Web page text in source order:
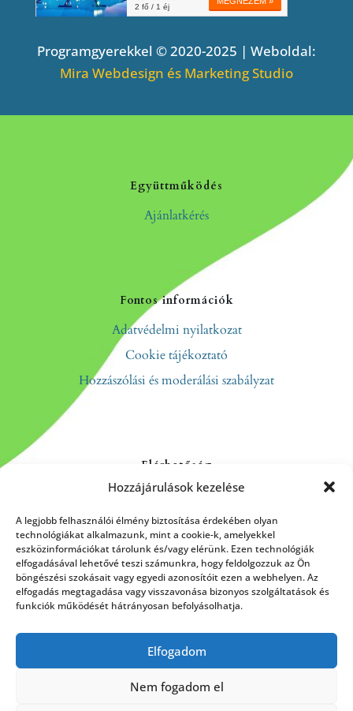
Hozzájárulások kezelése
A legjobb felhasználói élmény biztosítása érdekében olyan
technológiákat alkalmazunk, mint a cookie-k, amelyekkel
eszközinformációkat tárolunk és/vagy elérünk. Ezen technológiák
elfogadásával lehetővé teszi számunkra, hogy feldolgozzuk az Ön
böngészési szokásait vagy egyedi azonosítóit ezen a webhelyen. Az
elfogadás megtagadása vagy visszavonása bizonyos szolgáltatások és
funkciók működését hátrányosan befolyásolhatja.
Elfogadom
Nem fogadom el
Programgyerekkel © 2020-2025 | Weboldal:
Mira Webdesign és Marketing Studio
Együttműködés
Ajánlatkérés
Fontos információk
Adatvédelmi nyilatkozat
Cookie tájékoztató
Hozzászólási és moderálási szabályzat
Elérhetőség
Kapcsolat
Rólunk
HÍRLEVÉL FELIRATKOZÁS